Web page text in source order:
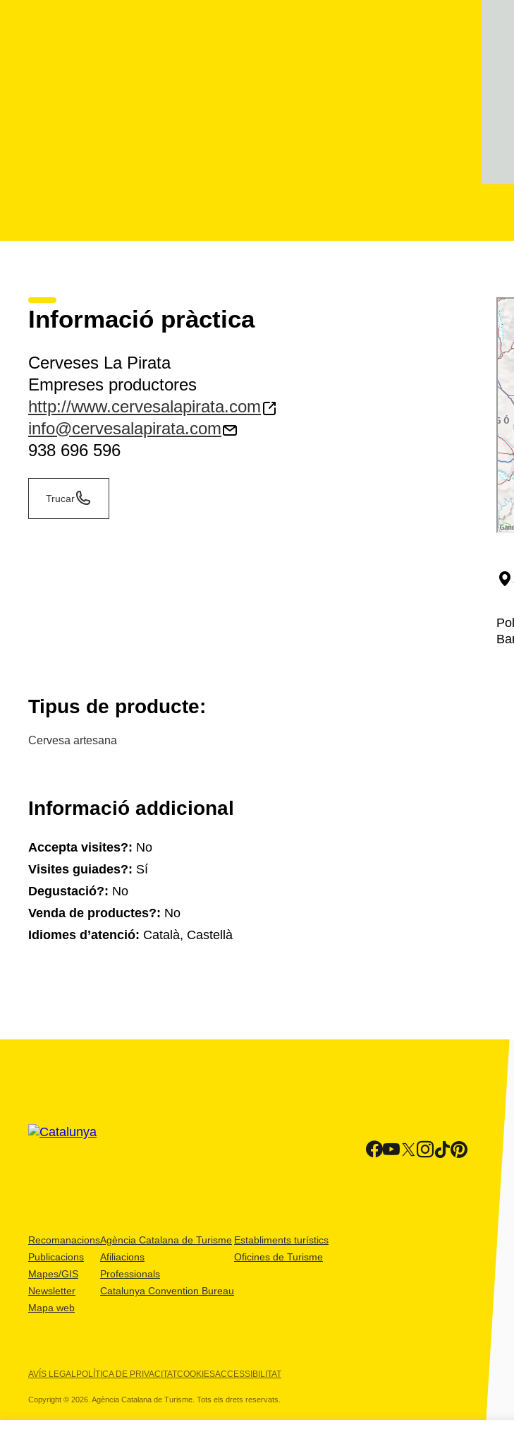
Informació pràctica
Cerveses La Pirata
Empreses productores
http://www.cervesalapirata.com
info@cervesalapirata.com
938 696 596
Trucar
Tipus de producte:
Cervesa artesana
Informació addicional
Accepta visites?: No
Visites guiades?: Sí
Degustació?: No
Venda de productes?: No
Idiomes d’atenció: Català, Castellà
Recomanacions
Publicacions
Mapes/GIS
Newsletter
Mapa web
Agència Catalana de Turisme
Afiliacions
Professionals
Catalunya Convention Bureau
Establiments turístics
Oficines de Turisme
AVÍS LEGALPOLÍTICA DE PRIVACITATCOOKIESACCESSIBILITAT
Copyright © 2026. Agència Catalana de Turisme. Tots els drets reservats.